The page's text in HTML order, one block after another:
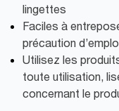
lingettes
Faciles à
précaution
Utilisez les
toute utilisation,
concernant le